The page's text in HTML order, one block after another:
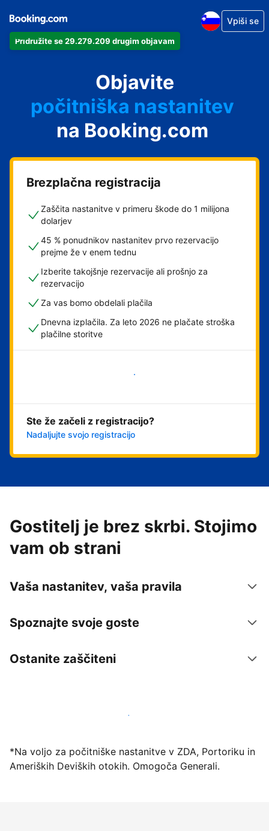
Pridružite se 29.279.209 drugim objavam
Vpiši se
Objavite
svoj apartma
svoj hotel
počitniška nastanitev
svoje gostišče
svoj B&B
na Booking.com
Brezplačna registracija
Zaščita nastanitve v primeru škode do 1 milijona
dolarjev
45 % ponudnikov nastanitev prvo rezervacijo
prejme že v enem tednu
Izberite takojšnje rezervacije ali prošnjo za
rezervacijo
Za vas bomo obdelali plačila
Dnevna izplačila. Za leto 2026 ne plačate stroška
plačilne storitve
Ste že začeli z registracijo?
Nadaljujte svojo registracijo
Gostitelj je brez skrbi. Stojimo
vam ob strani
Vaša nastanitev, vaša pravila
Spoznajte svoje goste
Ostanite zaščiteni
Danes ponudite nastanitev prek naše platforme
*Na voljo za počitniške nastanitve v ZDA, Portoriku in
Ameriških Deviških otokih. Omogoča Generali.